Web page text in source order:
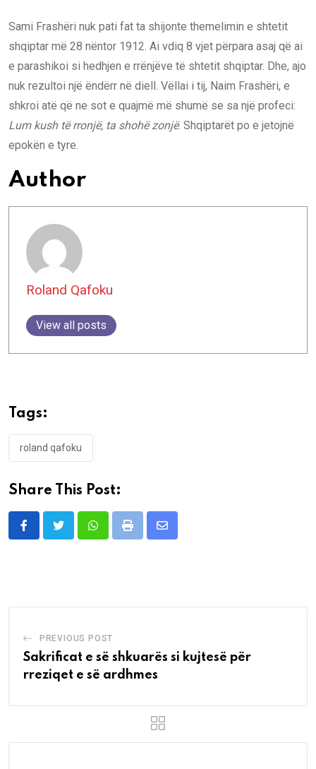
Sami Frashëri nuk pati fat ta shijonte themelimin e shtetit
shqiptar më 28 nëntor 1912. Ai vdiq 8 vjet përpara asaj që ai
e parashikoi si hedhjen e rrënjëve të shtetit shqiptar. Dhe, ajo
nuk rezultoi një ëndërr në diell. Vëllai i tij, Naim Frashëri, e
shkroi atë që ne sot e quajmë më shumë se sa një profeci:
Lum kush të rronjë, ta shohë zonjë. Shqiptarët po e jetojnë
epokën e tyre.
Author
Roland Qafoku
View all posts
Tags:
roland qafoku
Share This Post:
WhatsappPrint
Share
PREVIOUS POST
Sakrificat e së shkuarës si kujtesë për
rreziqet e së ardhmes